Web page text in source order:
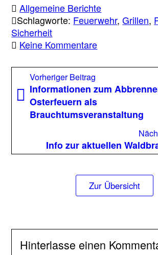
Allgemeine Berichte
Schlagworte: Feuerwehr,Grillen,
Sicherheit
Keine Kommentarezu
Grillen
Diese
Punkte
sollten
beachten!
Beitragsnavigation
Vorheriger Beitrag
Beitrag:
Informationen zum
Osterfeuern als
Brauchtumsveranstaltung
Info zur aktuellen
Zur Übersicht
Hinterlasse einen